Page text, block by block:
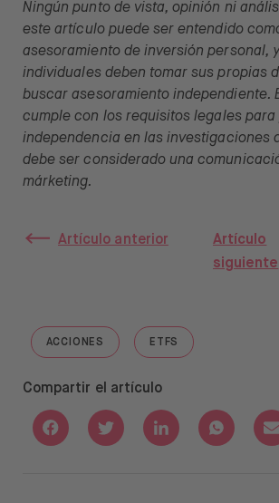
Ningún punto de vista, opinión ni
este artículo puede ser entendido
asesoramiento de inversión personal,
individuales deben tomar sus propias
buscar asesoramiento independiente.
cumple con los requisitos legales para
independencia en las investigaciones
debe ser considerado una
márketing.
Artículo anterior
Artículo
siguiente
ACCIONES
GO TO "ACCIONES"
ETFS
GO TO "ETFS"
Compartir el artículo
Share with Facebook
Share with Twitter
Share withShare